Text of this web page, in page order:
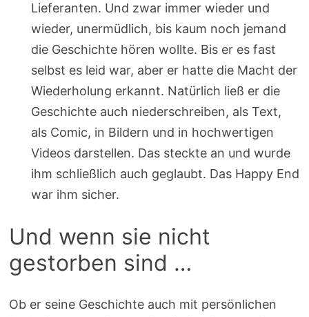
Lieferanten. Und zwar immer wieder und
wieder, unermüdlich, bis kaum noch jemand
die Geschichte hören wollte. Bis er es fast
selbst es leid war, aber er hatte die Macht der
Wiederholung erkannt. Natürlich ließ er die
Geschichte auch niederschreiben, als Text,
als Comic, in Bildern und in hochwertigen
Videos darstellen. Das steckte an und wurde
ihm schließlich auch geglaubt. Das Happy End
war ihm sicher.
Und wenn sie nicht
gestorben sind …
Ob er seine Geschichte auch mit persönlichen